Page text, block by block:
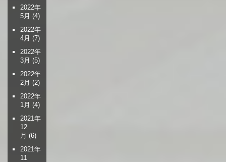
2022年
5月 (4)
2022年
4月 (7)
2022年
3月 (5)
2022年
2月 (2)
2022年
1月 (4)
2021年
12
月 (6)
2021年
11